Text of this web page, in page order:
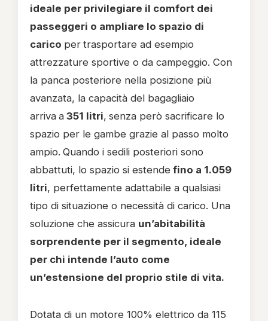
ideale per privilegiare il comfort dei
passeggeri o ampliare lo spazio di
carico per trasportare ad esempio
attrezzature sportive o da campeggio. Con
la panca posteriore nella posizione più
avanzata, la capacità del bagagliaio
arriva a 351 litri, senza però sacrificare lo
spazio per le gambe grazie al passo molto
ampio. Quando i sedili posteriori sono
abbattuti, lo spazio si estende fino a 1.059
litri, perfettamente adattabile a qualsiasi
tipo di situazione o necessità di carico. Una
soluzione che assicura un’abitabilità
sorprendente per il segmento, ideale
per chi intende l’auto come
un’estensione del proprio stile di vita.
Dotata di un motore 100% elettrico da 115